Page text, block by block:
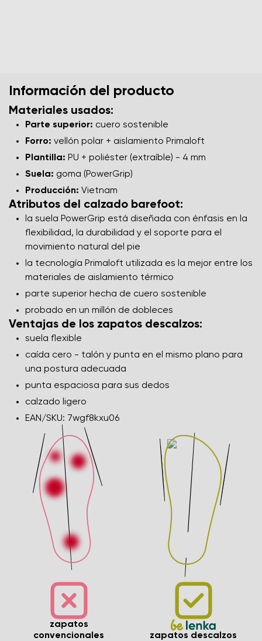
Información del producto
Materiales usados:
Parte superior: cuero sostenible
Forro: vellón polar + aislamiento Primaloft
Plantilla: PU + poliéster (extraíble) - 4 mm
Suela: goma (PowerGrip)
Producción: Vietnam
Atributos del calzado barefoot:
la suela PowerGrip está diseñada con énfasis en la
flexibilidad, la durabilidad y el soporte para el
movimiento natural del pie
la tecnología Primaloft utilizada es la mejor entre los
materiales de aislamiento térmico
parte superior hecha de cuero sostenible
probado en un millón de dobleces
Ventajas de los zapatos descalzos:
suela flexible
caída cero - talón y punta en el mismo plano para
una postura adecuada
punta espaciosa para sus dedos
calzado ligero
EAN/SKU: 7wgf8kxu06
zapatos
convencionales
zapatos descalzos